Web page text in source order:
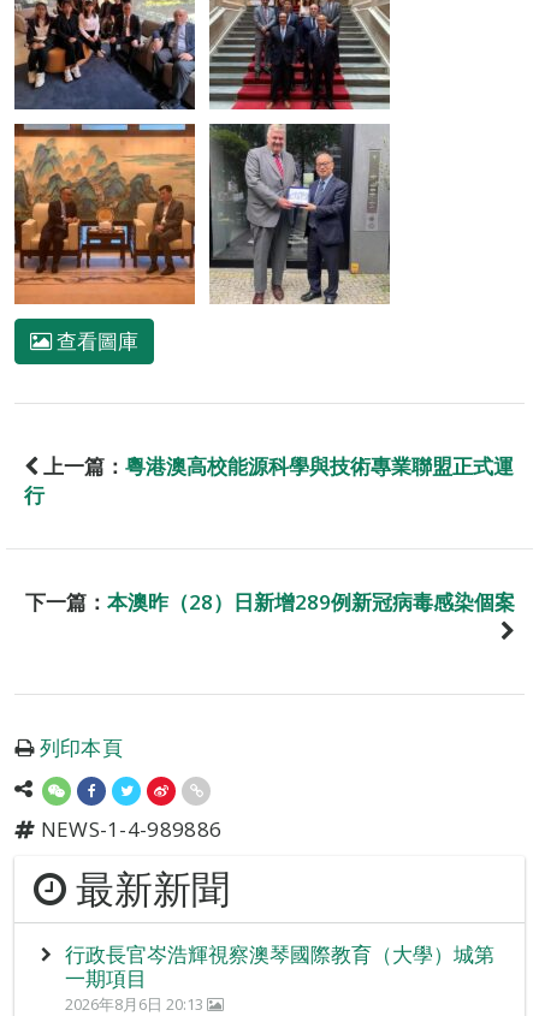
查看圖庫
上一篇： 粵港澳高校能源科學與技術專業聯盟正式運
行
下一篇： 本澳昨（28）日新增289例新冠病毒感染個案
列印本頁
NEWS-1-4-989886
最新新聞
行政長官岑浩輝視察澳琴國際教育（大學）城第
一期項目
2026年8月6日 20:13